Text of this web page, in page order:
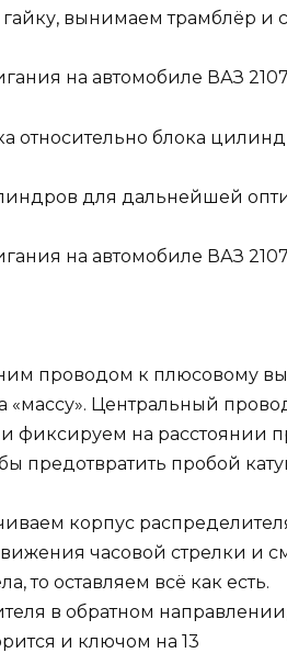
вынимаем трамблёр и
относительно блока
для дальнейшей
проводом к плюсовому
Центральный
фиксируем на расстоянии
предотвратить пробой
корпус
часовой стрелки и
то оставляем всё как есть.
в обратном
и ключом на 13